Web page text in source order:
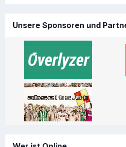
Unsere Sponsoren und